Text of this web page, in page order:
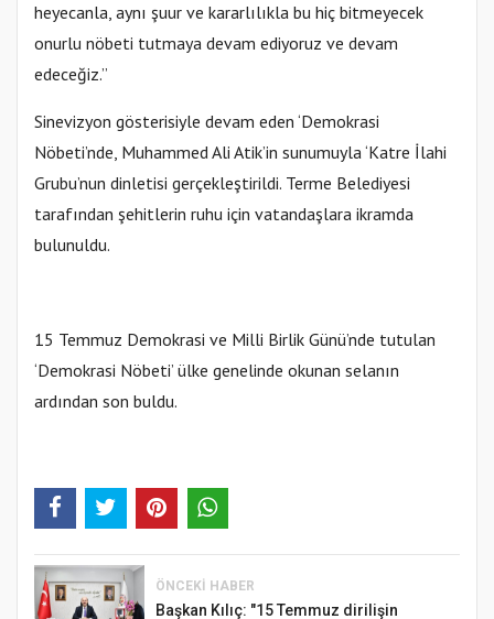
heyecanla, aynı şuur ve kararlılıkla bu hiç bitmeyecek
onurlu nöbeti tutmaya devam ediyoruz ve devam
edeceğiz.”
Sinevizyon gösterisiyle devam eden ‘Demokrasi
Nöbeti’nde, Muhammed Ali Atik’in sunumuyla ‘Katre İlahi
Grubu’nun dinletisi gerçekleştirildi. Terme Belediyesi
tarafından şehitlerin ruhu için vatandaşlara ikramda
bulunuldu.
15 Temmuz Demokrasi ve Milli Birlik Günü’nde tutulan
‘Demokrasi Nöbeti’ ülke genelinde okunan selanın
ardından son buldu.
ÖNCEKI HABER
Başkan Kılıç: "15 Temmuz dirilişin